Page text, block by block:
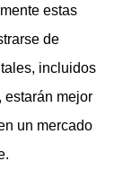
estas
de
incluidos
estarán mejor
un mercado